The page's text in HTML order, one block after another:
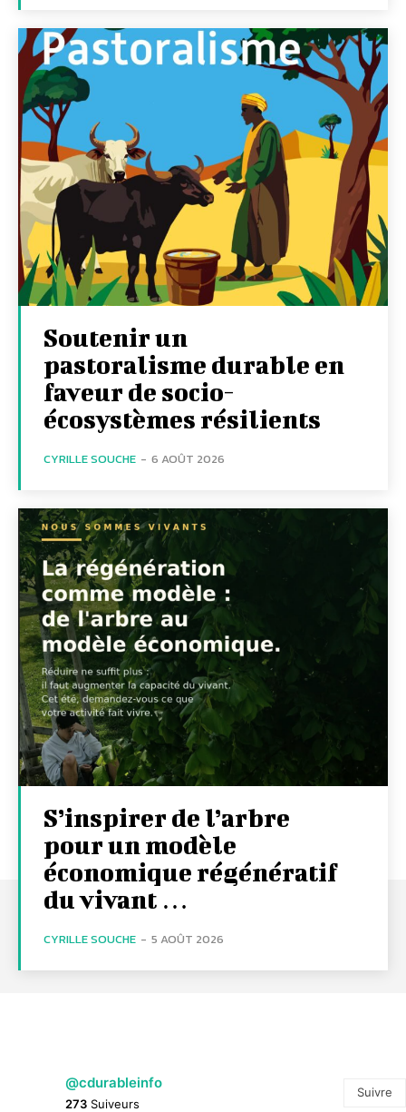
Soutenir un
pastoralisme durable en
faveur de socio-
écosystèmes résilients
CYRILLE SOUCHE - 6 AOÛT 2026
S’inspirer de l’arbre
pour un modèle
économique régénératif
du vivant …
CYRILLE SOUCHE - 5 AOÛT 2026
@cdurableinfo
273 Suiveurs
Suivre